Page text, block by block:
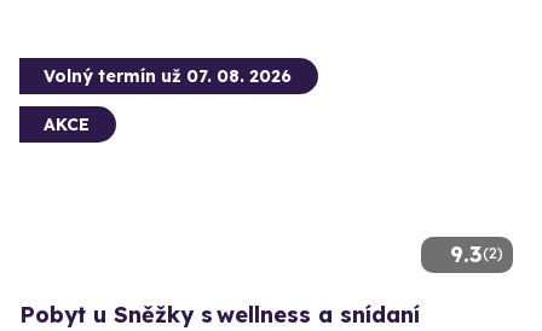
9.3(2)
Volný termín už 07. 08. 2026
AKCE
Pobyt u Sněžky s wellness a snídaní